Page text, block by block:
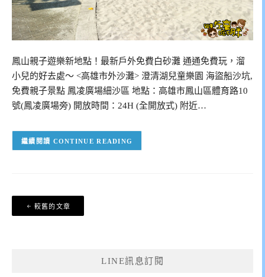
鳳山親子遊樂新地點！最新戶外免費白砂灘 通通免費玩，溜
小兒的好去處～ <高雄市外沙灘> 澄清湖兒童樂園 海盜船沙坑,
免費親子景點 鳳凌廣場細沙區 地點：高雄市鳳山區體育路10
號(鳳凌廣場旁) 開放時間：24H (全開放式) 附近…
CONTINUE READING
文
章
較舊的文章
LINE訊息訂閱